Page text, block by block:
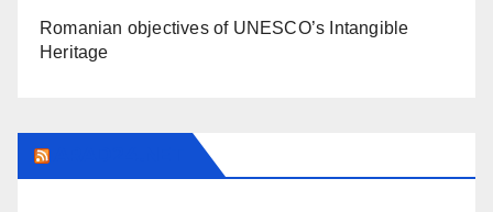
Romanian objectives of UNESCO’s Intangible
Heritage